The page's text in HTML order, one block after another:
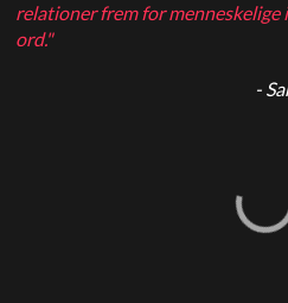
relationer frem for
ord."
-